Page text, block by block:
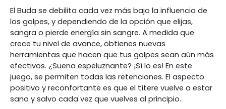
El Buda se debilita cada vez más bajo la influencia de
los golpes, y dependiendo de la opción que elijas,
sangra o pierde energía sin sangre. A medida que
crece tu nivel de avance, obtienes nuevas
herramientas que hacen que tus golpes sean aún más
efectivos. ¿Suena espeluznante? ¡Sí lo es! En este
juego, se permiten todas las retenciones. El aspecto
positivo y reconfortante es que el títere vuelve a estar
sano y salvo cada vez que vuelves al principio.